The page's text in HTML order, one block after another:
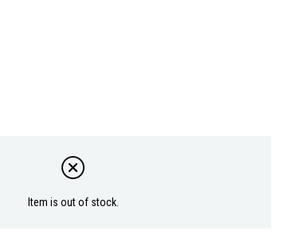
Item is out of stock.